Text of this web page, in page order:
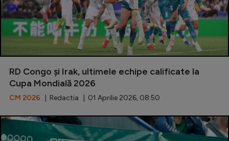
RD Congo şi Irak, ultimele echipe calificate la
Cupa Mondială 2026
CM 2026 | Redactia | 01 Aprilie 2026, 08:50